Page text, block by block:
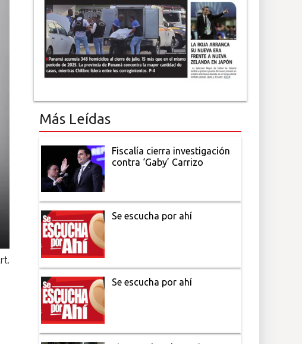
Más Leídas
Fiscalía cierra investigación
contra ‘Gaby’ Carrizo
Se escucha por ahí
Se escucha por ahí